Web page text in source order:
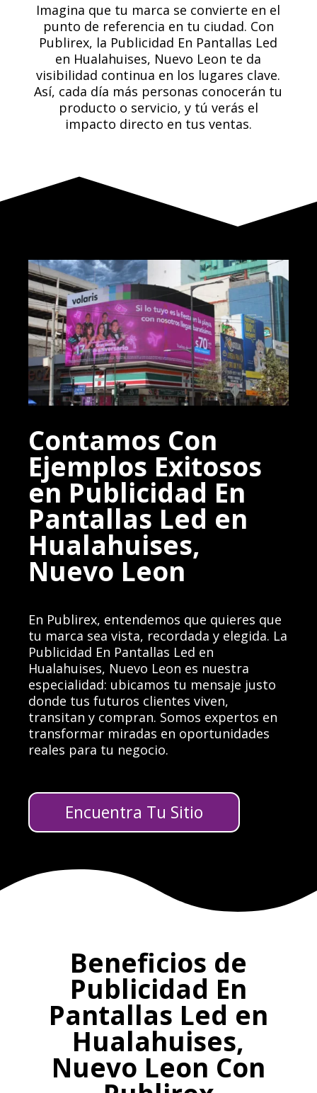
Imagina que tu marca se convierte en el
punto de referencia en tu ciudad. Con
Publirex, la Publicidad En Pantallas Led
en Hualahuises, Nuevo Leon te da
visibilidad continua en los lugares clave.
Así, cada día más personas conocerán tu
producto o servicio, y tú verás el
impacto directo en tus ventas.
Contamos Con
Ejemplos Exitosos
en Publicidad En
Pantallas Led en
Hualahuises,
Nuevo Leon
En Publirex, entendemos que quieres que
tu marca sea vista, recordada y elegida. La
Publicidad En Pantallas Led en
Hualahuises, Nuevo Leon es nuestra
especialidad: ubicamos tu mensaje justo
donde tus futuros clientes viven,
transitan y compran. Somos expertos en
transformar miradas en oportunidades
reales para tu negocio.
Encuentra Tu Sitio
Beneficios de
Publicidad En
Pantallas Led en
Hualahuises,
Nuevo Leon Con